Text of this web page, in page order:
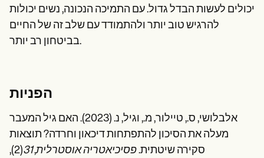
יכולים לעשות הבדל גדול. עם התמיכה הנכונה, נשים יכולות
להרגיש טוב יותר ולהתמודד עם שלב זה של החיים
בביטחון רב יותר.
הפניות
אלבלושי, ס., טיילור, מ., וגיל, נ. (2023). האם גיל המעבר
מעלה את הסיכון להתפתחות דיכאון וחרדה? תוצאות
סקירה שיטתית.פסיכיאטריה אוסטרלית,
31
(2),